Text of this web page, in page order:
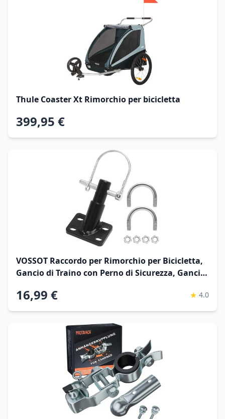
Thule Coaster Xt Rimorchio per bicicletta
399,95 €
VOSSOT Raccordo per Rimorchio per Bicicletta,
Gancio di Traino con Perno di Sicurezza, Gancio
Rimorchio per Bicicletta
16,99 € ★ 4.0